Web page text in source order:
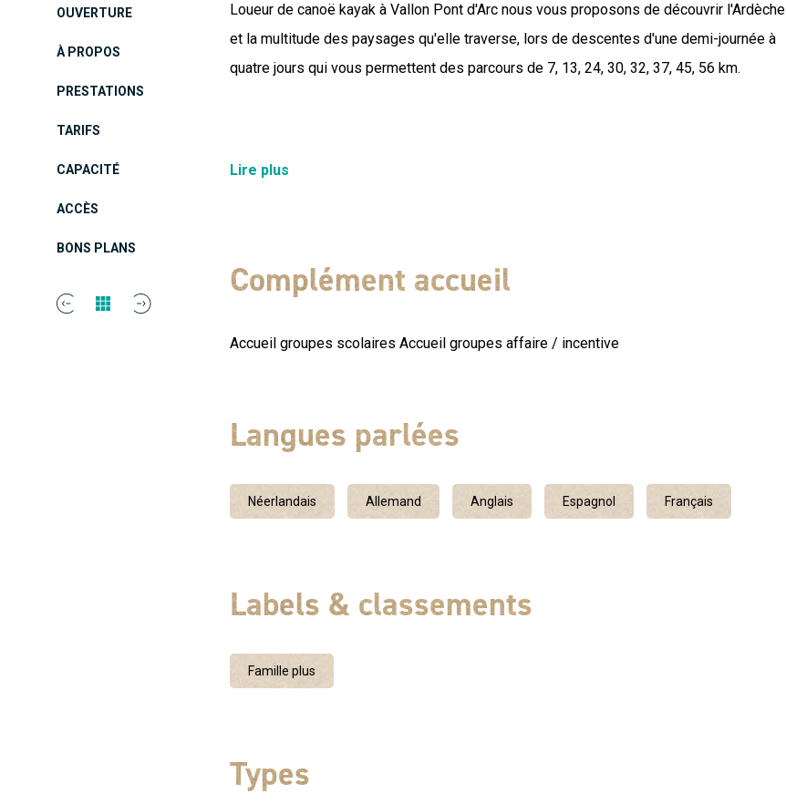
OUVERTURE
À PROPOS
PRESTATIONS
TARIFS
CAPACITÉ
ACCÈS
BONS PLANS
Loueur de canoë kayak à Vallon Pont d'Arc nous vous proposons de découvrir l'Ardèche
et la multitude des paysages qu'elle traverse, lors de descentes d'une demi-journée à
quatre jours qui vous permettent des parcours de 7, 13, 24, 30, 32, 37, 45, 56 km.
Découvrez l'Ardèche en vidéo ci-dessous. Nos offres s'adressent aux familles mais
moniteur Brevet d'Etat CK. Ce parcours est destiné aux familles avec des enfants de +
Lire plus
Complément accueil
Accueil groupes scolaires Accueil groupes affaire / incentive
Langues parlées
Néerlandais Allemand Anglais Espagnol Français
Labels & classements
Famille plus
Types